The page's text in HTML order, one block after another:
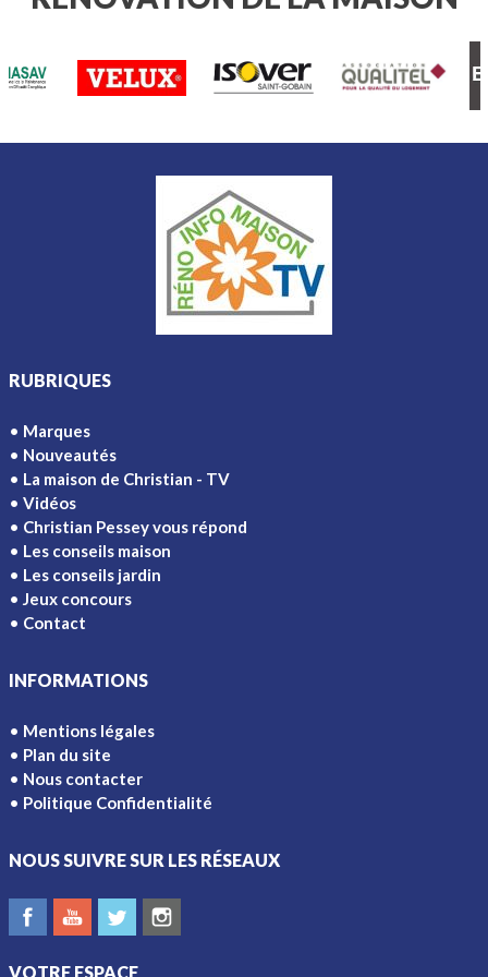
RUBRIQUES
Marques
Nouveautés
La maison de Christian - TV
Vidéos
Christian Pessey vous répond
Les conseils maison
Les conseils jardin
Jeux concours
Contact
INFORMATIONS
Mentions légales
Plan du site
Nous contacter
Politique Confidentialité
NOUS SUIVRE SUR LES RÉSEAUX
VOTRE ESPACE